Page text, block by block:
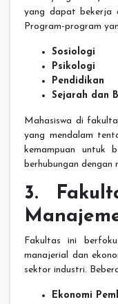
yang dapat bekerja
Program-program
Sosiologi
Psikologi
Pendidikan
Sejarah dan
Mahasiswa di
yang mendalam
kemampuan untuk
berhubungan dengan
3.
Fakultas ini
manajerial dan
sektor industri.
Ekonomi